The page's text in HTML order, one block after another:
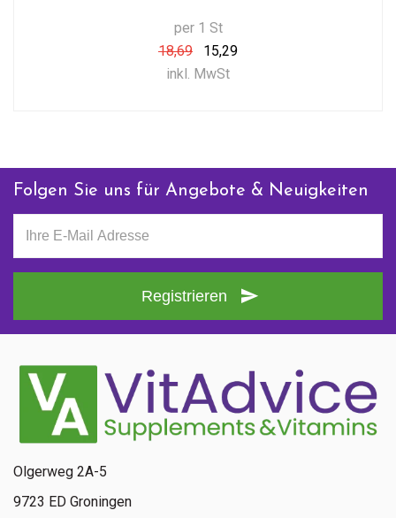
per 1 St
18,69
15,29
inkl. MwSt
Folgen Sie uns für Angebote & Neuigkeiten
Registrieren
Olgerweg 2A-5
9723 ED Groningen